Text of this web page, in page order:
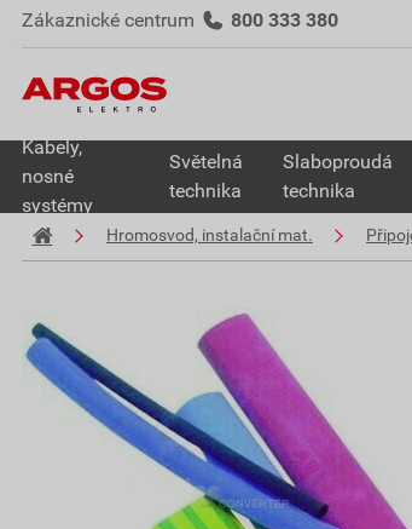
Zákaznické centrum 800 333 380
Kabely,
nosné
systémy
Světelná
technika
Slaboproudá
technika
Hromosvod, instalační mat.